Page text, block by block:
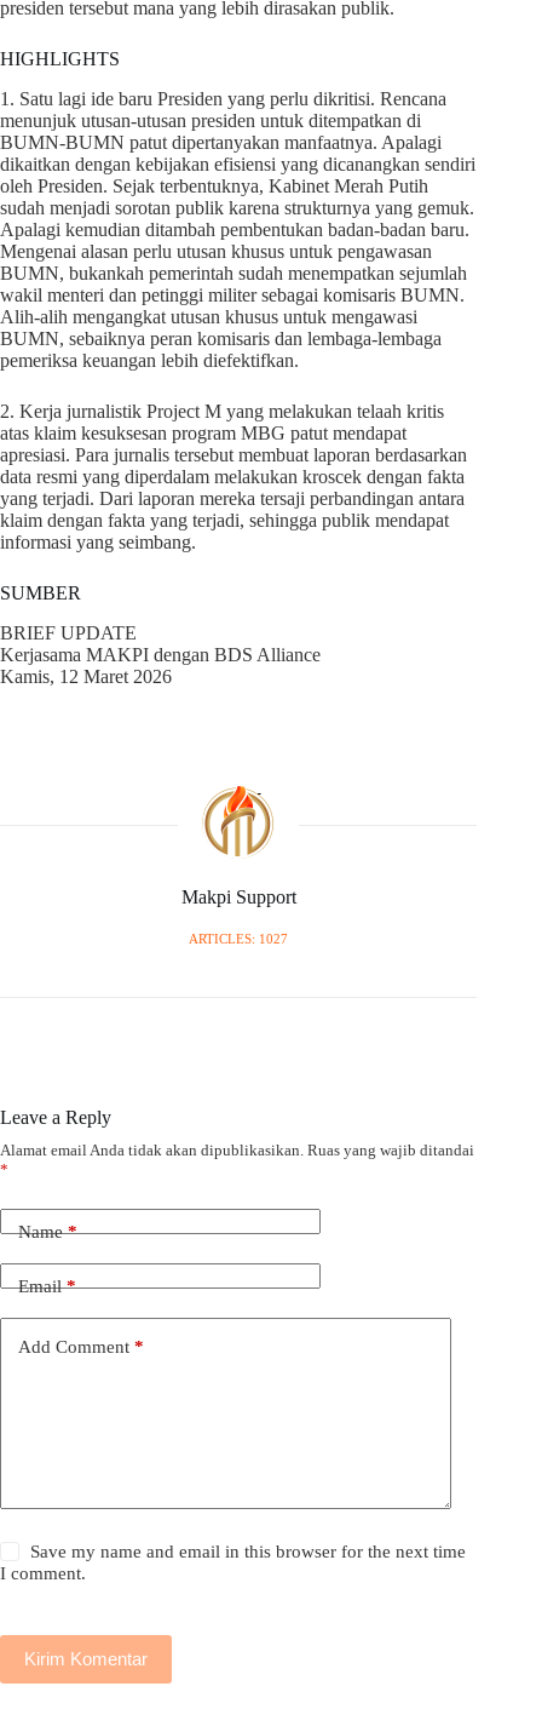
presiden tersebut mana yang lebih dirasakan publik.
HIGHLIGHTS
1. Satu lagi ide baru Presiden yang perlu dikritisi. Rencana
menunjuk utusan-utusan presiden untuk ditempatkan di
BUMN-BUMN patut dipertanyakan manfaatnya. Apalagi
dikaitkan dengan kebijakan efisiensi yang dicanangkan sendiri
oleh Presiden. Sejak terbentuknya, Kabinet Merah Putih
sudah menjadi sorotan publik karena strukturnya yang gemuk.
Apalagi kemudian ditambah pembentukan badan-badan baru.
Mengenai alasan perlu utusan khusus untuk pengawasan
BUMN, bukankah pemerintah sudah menempatkan sejumlah
wakil menteri dan petinggi militer sebagai komisaris BUMN.
Alih-alih mengangkat utusan khusus untuk mengawasi
BUMN, sebaiknya peran komisaris dan lembaga-lembaga
pemeriksa keuangan lebih diefektifkan.
2. Kerja jurnalistik Project M yang melakukan telaah kritis
atas klaim kesuksesan program MBG patut mendapat
apresiasi. Para jurnalis tersebut membuat laporan berdasarkan
data resmi yang diperdalam melakukan kroscek dengan fakta
yang terjadi. Dari laporan mereka tersaji perbandingan antara
klaim dengan fakta yang terjadi, sehingga publik mendapat
informasi yang seimbang.
SUMBER
BRIEF UPDATE
Kerjasama MAKPI dengan BDS Alliance
Kamis, 12 Maret 2026
Makpi Support
ARTICLES: 1027
Leave a Reply
Alamat email Anda tidak akan dipublikasikan. Ruas yang wajib ditandai
*
Name*
Email*
Add Comment *
Save my name and email in this browser for the next time
I comment.
Kirim Komentar